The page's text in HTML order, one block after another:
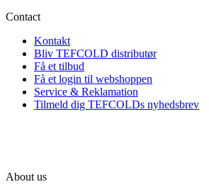
Contact
Kontakt
Bliv TEFCOLD distributør
Få et tilbud
Få et login til webshoppen
Service & Reklamation
Tilmeld dig TEFCOLDs nyhedsbrev
About us